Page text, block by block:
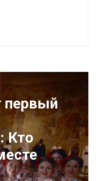
первый
Кто